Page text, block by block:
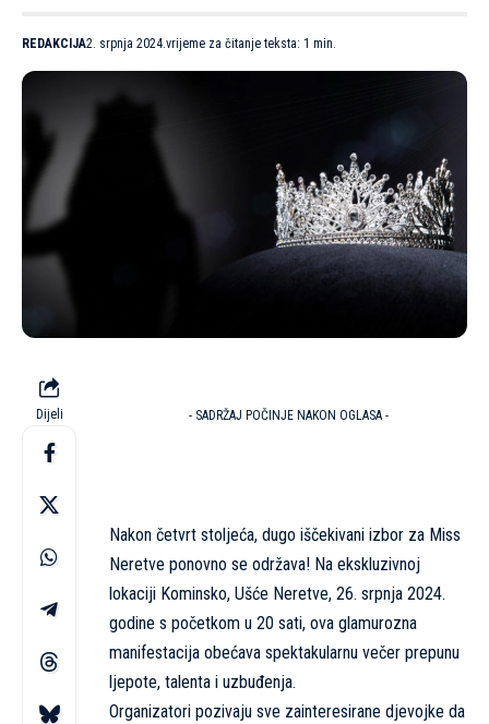
REDAKCIJA2. srpnja 2024.vrijeme za čitanje teksta: 1 min.
Dijeli - SADRŽAJ POČINJE NAKON OGLASA -
Nakon četvrt stoljeća, dugo iščekivani izbor za Miss
Neretve ponovno se održava! Na ekskluzivnoj
lokaciji Kominsko, Ušće Neretve, 26. srpnja 2024.
godine s početkom u 20 sati, ova glamurozna
manifestacija obećava spektakularnu večer prepunu
ljepote, talenta i uzbuđenja.
Organizatori pozivaju sve zainteresirane djevojke da